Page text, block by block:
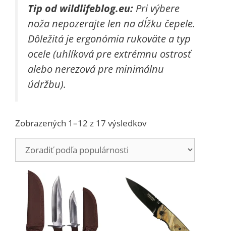
Tip od wildlifeblog.eu: Pri výbere
noža nepozerajte len na dĺžku čepele.
Dôležitá je ergonómia rukoväte a typ
ocele (uhlíková pre extrémnu ostrosť
alebo nerezová pre minimálnu
údržbu).
Zobrazených 1–12 z 17 výsledkovZoradené
podľa